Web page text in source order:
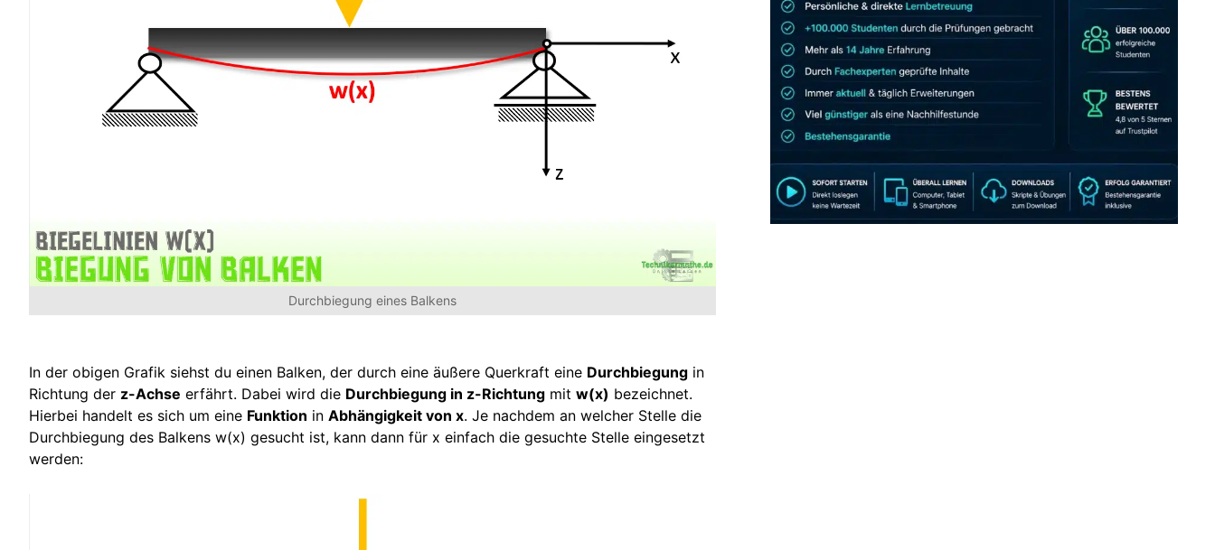
Durchbiegung eines Balkens
In der obigen Grafik siehst du einen Balken, der durch eine äußere Querkraft eine Durchbiegung in
Richtung der z-Achse erfährt. Dabei wird die Durchbiegung in z-Richtung mit w(x) bezeichnet.
Hierbei handelt es sich um eine Funktion in Abhängigkeit von x. Je nachdem an welcher Stelle die
Durchbiegung des Balkens w(x) gesucht ist, kann dann für x einfach die gesuchte Stelle eingesetzt
werden:
JETZT AB 7,40 EUR/MONAT PERFEKT LERNEN